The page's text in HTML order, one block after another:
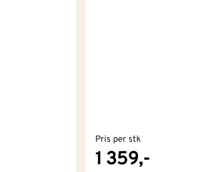
Pris per stk
1 359,-